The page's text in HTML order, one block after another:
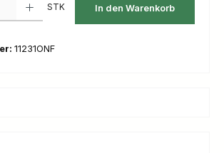
STK In den Warenkorb
11231ONF